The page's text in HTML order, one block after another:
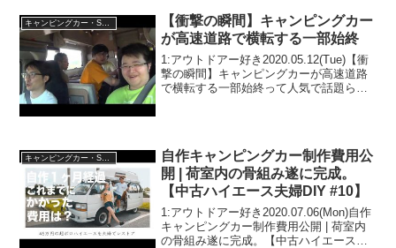
キャンピングカー・SUV人気車種
【衝撃の瞬間】キャンピングカー
が高速道路で横転する一部始終
1:アウトドアー好き2020.05.12(Tue)【衝
撃の瞬間】キャンピングカーが高速道路
で横転する一部始終って人気で話題らし
自作キャンピングカー制作費用公
開 | 荷室内の骨組み遂に完成。
【中古ハイエース夫婦DIY #10】
1:アウトドアー好き2020.07.06(Mon)自作
キャンピングカー制作費用公開 | 荷室内
の骨組み遂に完成。【中古ハイエース夫